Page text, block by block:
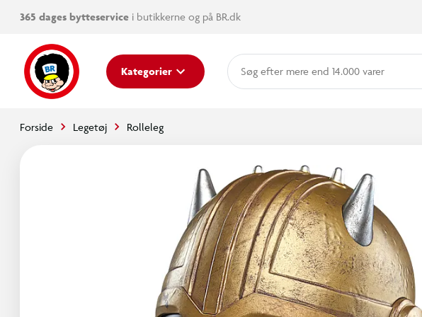
365 dages bytteservice i butikkerne og på BR.dk
Kategorier mere end 14.000 varer
Forside Legetøj Rolleleg